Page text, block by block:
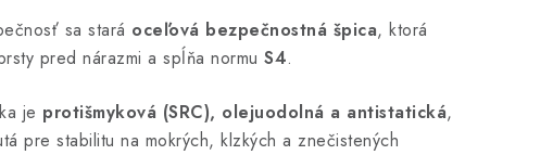
sa stará oceľová bezpečnostná špica, ktorá
pred nárazmi a spĺňa normu S4.
je protišmyková (SRC), olejuodolná a antistatická,
pre stabilitu na mokrých, klzkých a znečistených